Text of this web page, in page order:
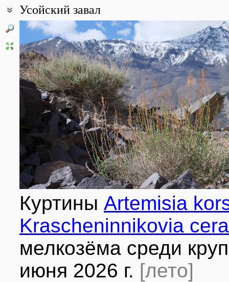
Усойский завал
Координаты:
38° 16′ 10.5″ с.ш., 72° 36′ 01.3″ в.д. (смотреть на картахGoogle,
Описание точки:
Усойский завал – гигантский оползень, отделившийся в
сейсмического воздействия, и перекрывший долину р. Мургаб.
представляет собой хаотичное нагромождение
песчаников и др. Высота завала над уровнем моря около 3300
скопления мелкозёма, глин, селевых выносах и тп. На
Усойдара, которая отлагает селевые массы в северной части
Все фотографии(104) Фото растений и лишайников(205)
Куртины Artemisia
Krascheninnikovia
мелкозёма среди
июня 2026 г. [лето]